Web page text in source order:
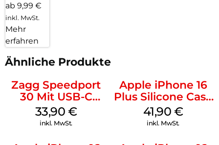
ab 9,99 €
inkl. MwSt.
Mehr
erfahren
Ähnliche Produkte
Zagg Speedport
30 Mit USB-C
Kabel Weiß
33,90 €
inkl. MwSt.
Apple iPhone 16
Plus Silicone Case
MagSafe Stone
Gray
41,90 €
inkl. MwSt.